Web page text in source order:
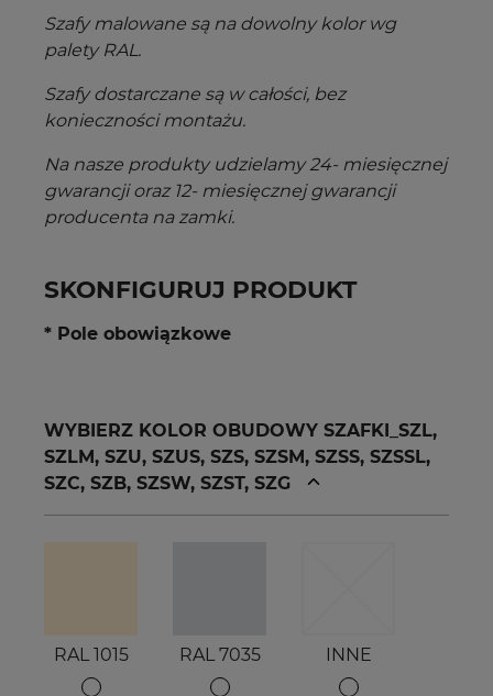
Szafy malowane są na dowolny kolor wg
palety RAL.
Szafy dostarczane są w całości, bez
konieczności montażu.
Na nasze produkty udzielamy 24- miesięcznej
gwarancji oraz 12- miesięcznej gwarancji
producenta na zamki.
SKONFIGURUJ PRODUKT
* Pole obowiązkowe
WYBIERZ KOLOR OBUDOWY SZAFKI_SZL,
SZLM, SZU, SZUS, SZS, SZSM, SZSS, SZSSL,
SZC, SZB, SZSW, SZST, SZG
RAL 1015 RAL 7035 INNE